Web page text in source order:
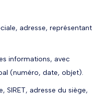
adresse, représentant
informations, avec
(numéro, date, objet).
SIRET, adresse du siège,